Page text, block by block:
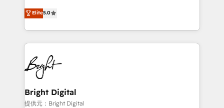
inbound marketing tactics, we focus on
understanding, nurturing, and converting leads.
competitive market.
design & development. We specialize in multi-hub
implementations for mid-market & enterprise
companies. We are woman-owned, powered by
coffee, and we ❤️ dogs. We produce award-winning
work for our clients. 🏆2023 Technical Expertise
Impact Award 🏆2022 Technical Expertise Impact
Award 🏆2022 Platform Migration Excellence Impact
Award 🏆2020 Elite Solutions Partner 🏆2019
Integrations HubSpot Impact Award 🏆2019
Elite5.0
Bright Digital
提供元：Bright Digital